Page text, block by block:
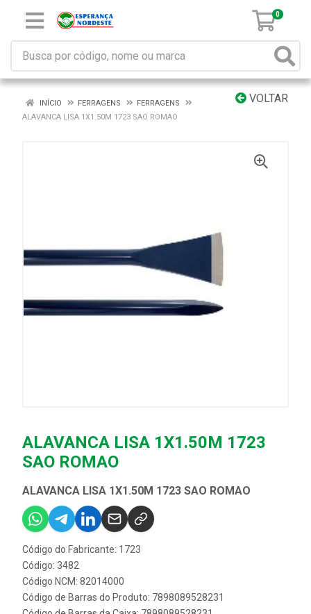
0
VOLTAR
INÍCIO FERRAGENS
FERRAGENS
ALAVANCA LISA 1X1.50M 1723 SAO ROMAO
ALAVANCA LISA 1X1.50M 1723
SAO ROMAO
ALAVANCA LISA 1X1.50M 1723 SAO ROMAO
Código do Fabricante: 1723
Código: 3482
Código NCM: 82014000
Código de Barras do Produto: 7898089528231